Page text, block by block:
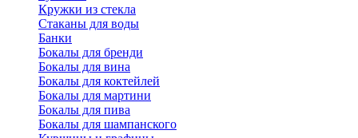
Кружки из стекла
Стаканы для воды
Банки
Бокалы для бренди
Бокалы для вина
Бокалы для коктейлей
Бокалы для мартини
Бокалы для пива
Бокалы для шампанского